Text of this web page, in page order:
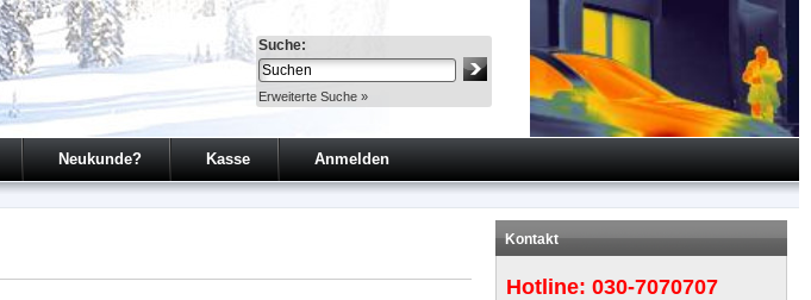
Suche:
Erweiterte Suche »
Neukunde? Kasse Anmelden
Kontakt
Hotline:030-7070707